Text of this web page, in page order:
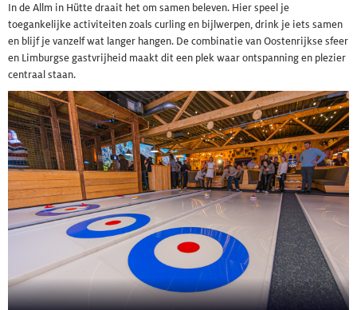
In de Allm in Hütte draait het om samen beleven. Hier speel je
toegankelijke activiteiten zoals curling en bijlwerpen, drink je iets samen
en blijf je vanzelf wat langer hangen. De combinatie van Oostenrijkse sfeer
en Limburgse gastvrijheid maakt dit een plek waar ontspanning en plezier
centraal staan.